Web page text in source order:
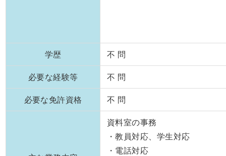
学歴
不 問
必要な経験等
不 問
必要な免許資格
不 問
資料室の事務
・教員対応、学生対応
・電話対応